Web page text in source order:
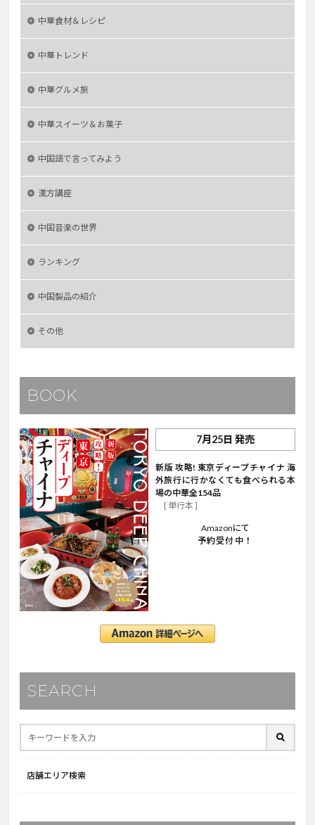
中華食材＆レシピ
中華トレンド
中華グルメ旅
中華スイーツ＆お菓子
中国語で言ってみよう
漢方講座
中国音楽の世界
ランキング
中国製品の紹介
その他
BOOK
7月25日 発売
新版 攻略! 東京ディープチャイナ 海
外旅行に行かなくても食べられる本
場の中華全154品
[ 単行本 ]
Amazonにて
予約受付中！
SEARCH
店舗エリア検索